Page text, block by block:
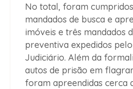
No total, foram
mandados de busca e
imóveis e três mandados
preventiva expedidos
Judiciário. Além da
autos de prisão em
foram apreendidas cerca